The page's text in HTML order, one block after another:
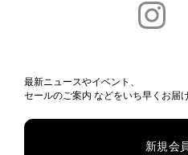
最新ニュースやイベント、
セールのご案内 などをいち早くお届
新規会